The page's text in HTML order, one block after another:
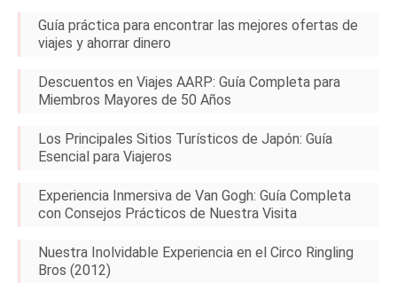
Guía práctica para encontrar las mejores ofertas de
viajes y ahorrar dinero
Descuentos en Viajes AARP: Guía Completa para
Miembros Mayores de 50 Años
Los Principales Sitios Turísticos de Japón: Guía
Esencial para Viajeros
Experiencia Inmersiva de Van Gogh: Guía Completa
con Consejos Prácticos de Nuestra Visita
Nuestra Inolvidable Experiencia en el Circo Ringling
Bros (2012)